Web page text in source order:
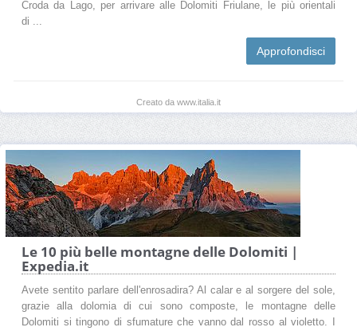
Croda da Lago, per arrivare alle Dolomiti Friulane, le più orientali
di ...
Approfondisci
Creato da www.italia.it
Le 10 più belle montagne delle Dolomiti |
Expedia.it
Avete sentito parlare dell'enrosadira? Al calar e al sorgere del sole,
grazie alla dolomia di cui sono composte, le montagne delle
Dolomiti si tingono di sfumature che vanno dal rosso al violetto. I